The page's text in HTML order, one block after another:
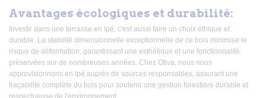
Avantages écologiques et durabilité:
Investir dans une terrasse en Ipé, c'est aussi faire un choix éthique et
durable. La stabilité dimensionnelle exceptionnelle de ce bois minimise le
risque de déformation, garantissant une esthétique et une fonctionnalité
préservées sur de nombreuses années. Chez Otiva, nous nous
approvisionnons en Ipé auprès de sources responsables, assurant une
traçabilité complète du bois pour soutenir une gestion forestière durable et
respectueuse de l'environnement.